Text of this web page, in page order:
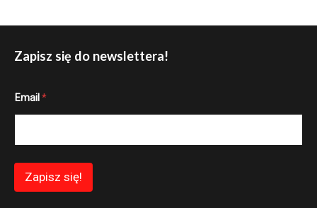
Zapisz się do newslettera!
E
l
i
Email *
Zapisz się!